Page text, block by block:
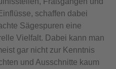
schaffen dabei
Sägespuren eine
Vielfalt. Dabei kann man
gar nicht zur Kenntnis
und Ausschnitte kaum